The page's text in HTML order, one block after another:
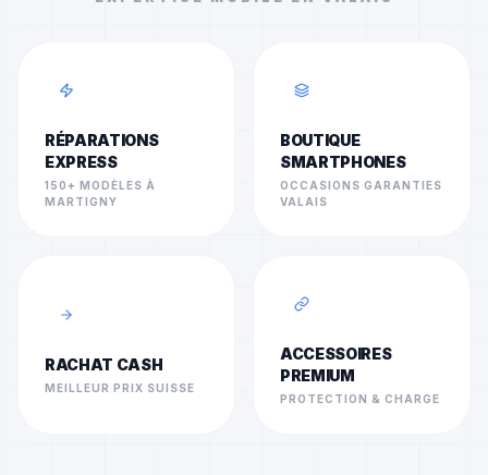
RÉPARATIONS
EXPRESS
150+ MODÈLES À
MARTIGNY
BOUTIQUE
SMARTPHONES
OCCASIONS GARANTIES
VALAIS
RACHAT CASH
MEILLEUR PRIX SUISSE
ACCESSOIRES
PREMIUM
PROTECTION & CHARGE